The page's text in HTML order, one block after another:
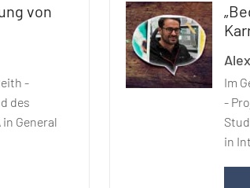
von
-
des
General
Im
-
in